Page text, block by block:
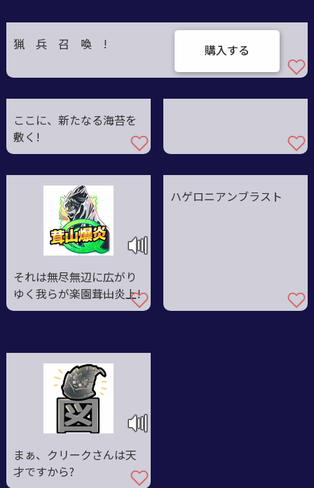
猟 兵 召 喚 ! 購入する
ここに、新たなる海苔を
敷く!
それは無尽無辺に広がり
ゆく我らが楽園――茸山炎上!
ハゲロニアンブラスト
まぁ、クリークさんは天
才ですから?